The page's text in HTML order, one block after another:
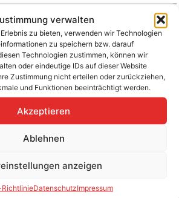
verwalten
zu bieten, verwenden wir Technologien
zu speichern bzw. darauf
Technologien zustimmen, können wir
oder eindeutige IDs auf dieser Website
Zustimmung nicht erteilen oder zurückziehen,
und Funktionen beeinträchtigt werden.
Akzeptieren
Ablehnen
anzeigen
DatenschutzImpressum
Hause / am Fahrtziel
1
Side
Ladezeit (0-
>490 Km)
7h15m
Ladegeschwindigkeit15 km/h
>392 Km)